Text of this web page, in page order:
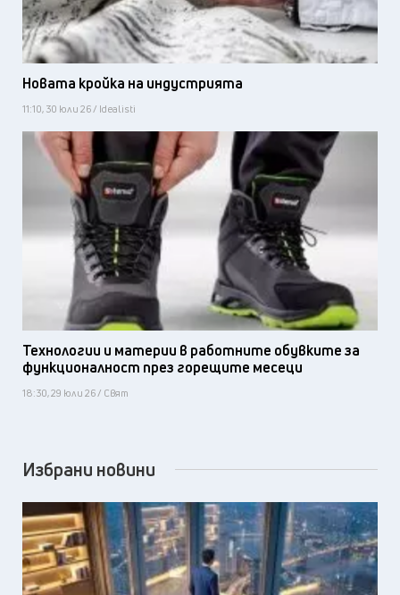
Новата кройка на индустрията
11:10, 30 юли 26 / Idealisti
Технологии и материи в работните обувките за
функционалност през горещите месеци
18:30, 29 юли 26 / Свят
Избрани новини